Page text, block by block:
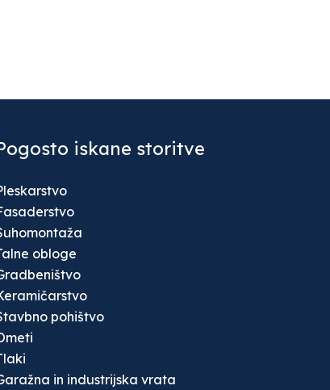
iskane storitve
obloge
pohištvo
in industrijska vrata